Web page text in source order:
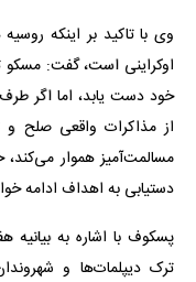
وی با تاکید بر اینکه
اوکراینی است، گفت:
خود دست یابد، اما اگر
از مذاکرات واقعی صلح
مسالمت‌آمیز هموار می‌کند،
دستیابی به اهداف ادامه
پسکوف با اشاره به بیانیه
ترک دیپلمات‌ها و